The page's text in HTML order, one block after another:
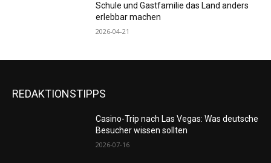
Schule und Gastfamilie das Land anders
erlebbar machen
2026-04-21
REDAKTIONSTIPPS
Casino-Trip nach Las Vegas: Was deutsche
Besucher wissen sollten
2026-07-16